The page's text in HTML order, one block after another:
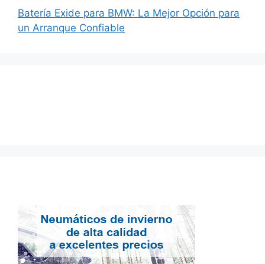
Batería Exide para BMW: La Mejor Opción para
un Arranque Confiable